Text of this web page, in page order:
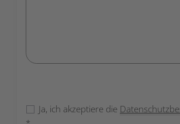
Bitte lasse dieses Feld leer.
Ja, ich akzeptiere die